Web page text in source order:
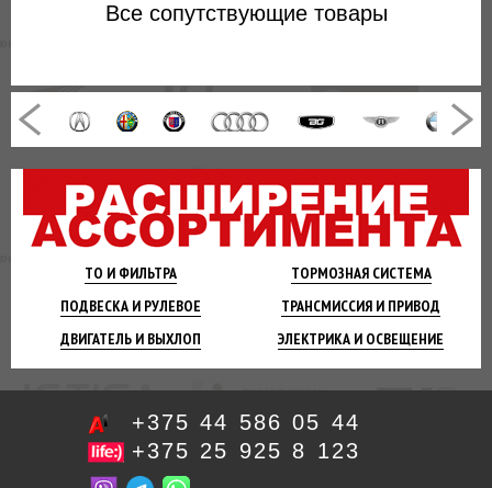
ТО И ФИЛЬТРА ТОРМОЗНАЯСИСТЕМА
ПОДВЕСКА И РУЛЕВОЕ ТРАНСМИССИЯ И ПРИВОД
ДВИГАТЕЛЬ И ВЫХЛОП ЭЛЕКТРИКА И ОСВЕЩЕНИЕ
Все сопутствующие товары
+375 44 586 05 44
+375 25 925 8 123